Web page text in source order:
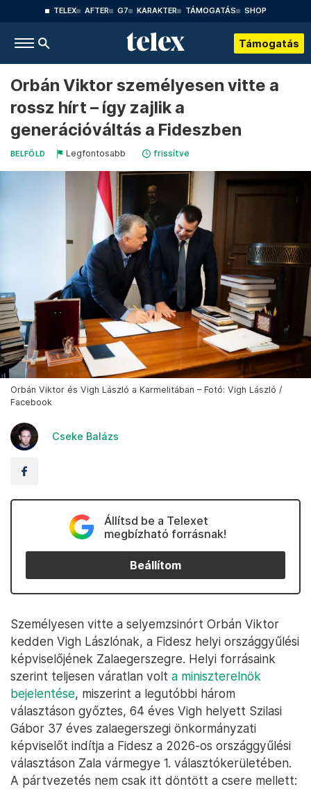
TELEX AFTER G7 KARAKTER TÁMOGATÁS SHOP
Támogatás
Orbán Viktor személyesen vitte a
rossz hírt – így zajlik a
generációváltás a Fideszben
BELFÖLD Legfontosabb frissítve
Orbán Viktor és Vigh László a Karmelitában – Fotó: Vigh László /
Facebook
Cseke Balázs
Állítsd be a Telexet
megbízható forrásnak!
Beállítom
Személyesen vitte a selyemzsinórt Orbán Viktor
kedden Vigh Lászlónak, a Fidesz helyi országgyűlési
képviselőjének Zalaegerszegre. Helyi forrásaink
szerint teljesen váratlan volt a miniszterelnök
bejelentése, miszerint a legutóbbi három
választáson győztes, 64 éves Vigh helyett Szilasi
Gábor 37 éves zalaegerszegi önkormányzati
képviselőt indítja a Fidesz a 2026-os országgyűlési
választáson Zala vármegye 1. választókerületében.
A pártvezetés nem csak itt döntött a csere mellett: